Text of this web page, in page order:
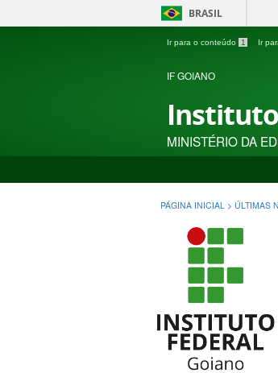
BRASIL
Ir para o conteúdo 1 Ir
IF GOIANO
MINISTÉRIO DA
PÁGINA INICIAL > ÚLTIMAS